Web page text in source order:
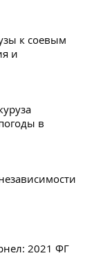
к соевым
и
в
2021 ФГ